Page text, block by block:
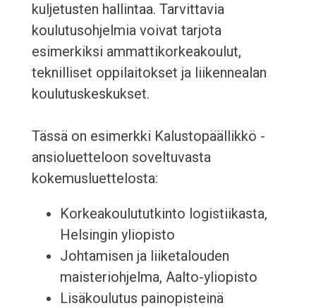
kuljetusten hallintaa. Tarvittavia
koulutusohjelmia voivat tarjota
esimerkiksi ammattikorkeakoulut,
teknilliset oppilaitokset ja liikennealan
koulutuskeskukset.
Tässä on esimerkki Kalustopäällikkö -
ansioluetteloon soveltuvasta
kokemusluettelosta:
Korkeakoulututkinto logistiikasta,
Helsingin yliopisto
Johtamisen ja liiketalouden
maisteriohjelma, Aalto-yliopisto
Lisäkoulutus painopisteinä